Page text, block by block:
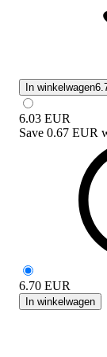
In winkelwagen
6.03 EUR
Save 0.67 EUR
6.70 EUR
In winkelwagen